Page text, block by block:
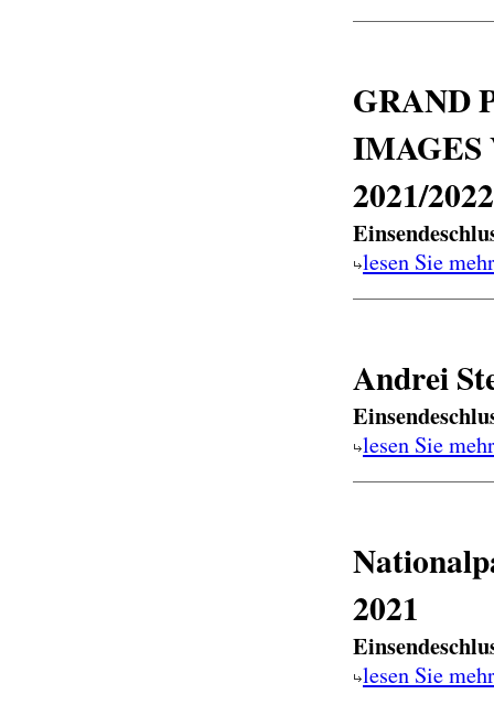
GRAND
IMAGES
2021/2022
lesen Sie mehr
Andrei
lesen Sie mehr
2021
lesen Sie mehr